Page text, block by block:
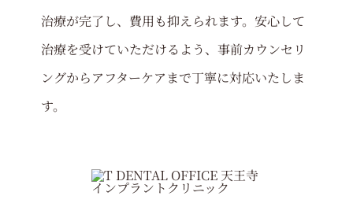
治療が完了し、費用も抑えられます。安心して
治療を受けていただけるよう、事前カウンセリ
ングからアフターケアまで丁寧に対応いたしま
す。